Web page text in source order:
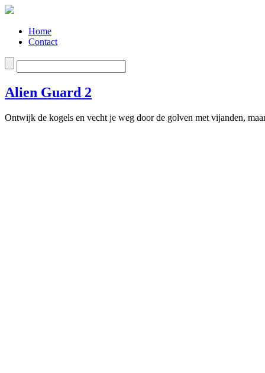
Home
Contact
Alien Guard 2
Ontwijk de kogels en vecht je weg door de golven met vijanden,